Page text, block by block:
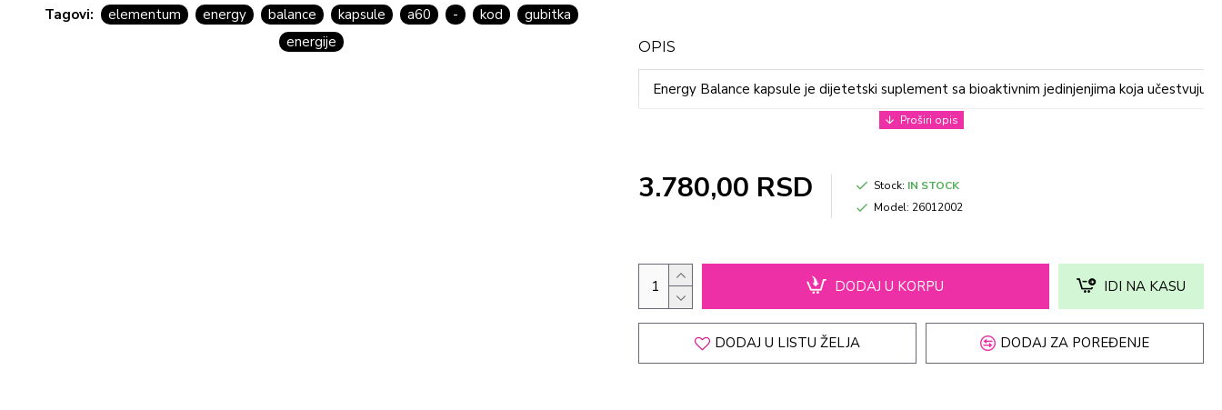
Tagovi: elementum energy balance kapsule a60 - kod
gubitka
energije
OPIS
Energy Balance kapsule je dijetetski suplement sa bioaktivnim jedinjenjima koja
3.780,00 RSD Stock: IN STOCK
Model: 26012002
DODAJ U KORPU IDI NA KASU
DODAJ U LISTU ŽELJA DODAJ ZA POREĐENJE